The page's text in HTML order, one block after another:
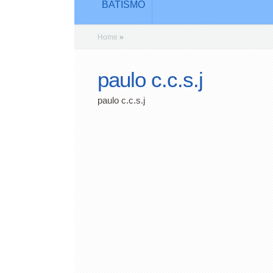
BATISMO
Home »
paulo c.c.s.j
paulo c.c.s.j